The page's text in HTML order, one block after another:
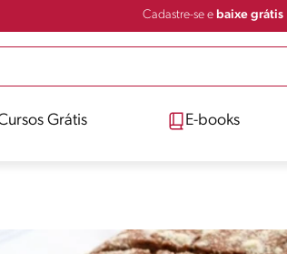
Cadastre-se e baixe grátis
Grátis E-books